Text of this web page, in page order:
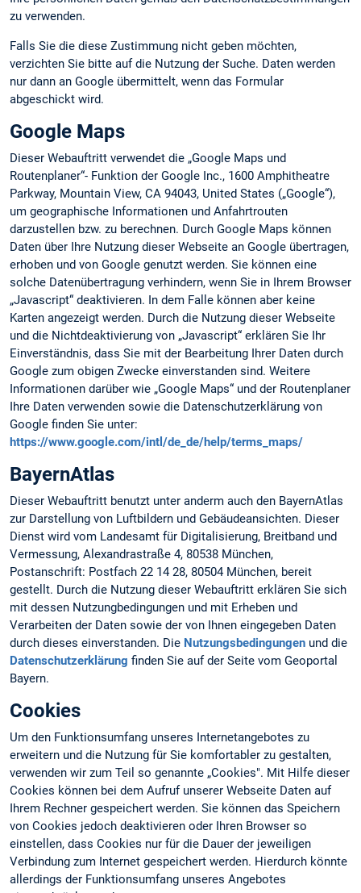
zu verwenden.
Falls Sie die diese Zustimmung nicht geben möchten,
verzichten Sie bitte auf die Nutzung der Suche. Daten werden
nur dann an Google übermittelt, wenn das Formular
abgeschickt wird.
Google Maps
Dieser Webauftritt verwendet die „Google Maps und
Routenplaner“- Funktion der Google Inc., 1600 Amphitheatre
Parkway, Mountain View, CA 94043, United States („Google“),
um geographische Informationen und Anfahrtrouten
darzustellen bzw. zu berechnen. Durch Google Maps können
Daten über Ihre Nutzung dieser Webseite an Google übertragen,
erhoben und von Google genutzt werden. Sie können eine
solche Datenübertragung verhindern, wenn Sie in Ihrem Browser
„Javascript“ deaktivieren. In dem Falle können aber keine
Karten angezeigt werden. Durch die Nutzung dieser Webseite
und die Nichtdeaktivierung von „Javascript“ erklären Sie Ihr
Einverständnis, dass Sie mit der Bearbeitung Ihrer Daten durch
Google zum obigen Zwecke einverstanden sind. Weitere
Informationen darüber wie „Google Maps“ und der Routenplaner
Ihre Daten verwenden sowie die Datenschutzerklärung von
Google finden Sie unter:
https://www.google.com/intl/de_de/help/terms_maps/
BayernAtlas
Dieser Webauftritt benutzt unter anderm auch den BayernAtlas
zur Darstellung von Luftbildern und Gebäudeansichten. Dieser
Dienst wird vom Landesamt für Digitalisierung, Breitband und
Vermessung, Alexandrastraße 4, 80538 München,
Postanschrift: Postfach 22 14 28, 80504 München, bereit
gestellt. Durch die Nutzung dieser Webauftritt erklären Sie sich
mit dessen Nutzungbedingungen und mit Erheben und
Verarbeiten der Daten sowie der von Ihnen eingegeben Daten
durch dieses einverstanden. Die Nutzungsbedingungen und die
Datenschutzerklärung finden Sie auf der Seite vom Geoportal
Bayern.
Cookies
Um den Funktionsumfang unseres Internetangebotes zu
erweitern und die Nutzung für Sie komfortabler zu gestalten,
verwenden wir zum Teil so genannte „Cookies". Mit Hilfe dieser
Cookies können bei dem Aufruf unserer Webseite Daten auf
Ihrem Rechner gespeichert werden. Sie können das Speichern
von Cookies jedoch deaktivieren oder Ihren Browser so
einstellen, dass Cookies nur für die Dauer der jeweiligen
Verbindung zum Internet gespeichert werden. Hierdurch könnte
allerdings der Funktionsumfang unseres Angebotes